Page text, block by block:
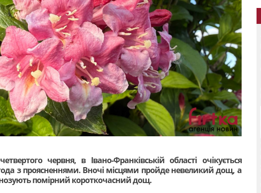
червня, в Івано-Франківській області очікується
з проясненнями. Вночі місцями пройде невеликий дощ, а
помірний короткочасний дощ.